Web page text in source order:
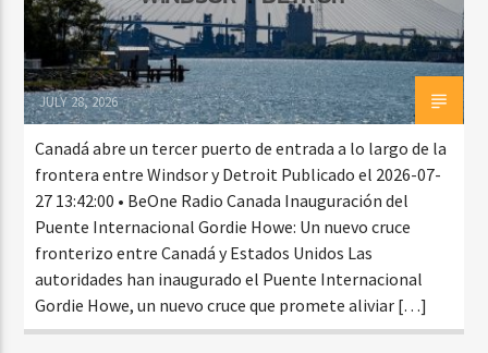
JULY 28, 2026
Canadá abre un tercer puerto de entrada a lo largo de la
frontera entre Windsor y Detroit Publicado el 2026-07-
27 13:42:00 • BeOne Radio Canada Inauguración del
Puente Internacional Gordie Howe: Un nuevo cruce
fronterizo entre Canadá y Estados Unidos Las
autoridades han inaugurado el Puente Internacional
Gordie Howe, un nuevo cruce que promete aliviar […]